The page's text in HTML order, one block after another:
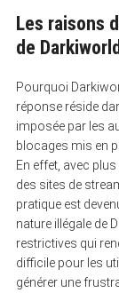
Les raisons
de Darkiworld
Pourquoi
réponse réside
imposée par les
blocages mis en
En effet, avec
des sites de
pratique est
nature illégale de
restrictives qui
difficile pour les
générer une